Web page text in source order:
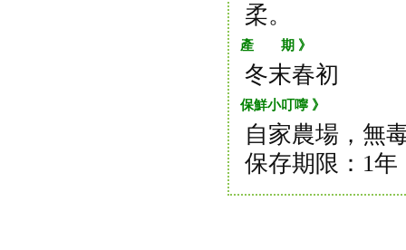
柔。
產 期 》
冬末春初
保鮮小叮嚀 》
自家農場，無
保存期限：1年